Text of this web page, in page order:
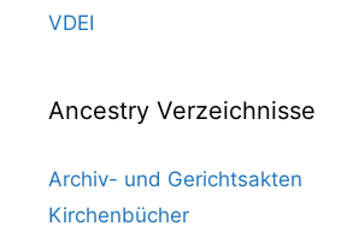
VDEI
Ancestry Verzeichnisse
Archiv- und Gerichtsakten
Kirchenbücher